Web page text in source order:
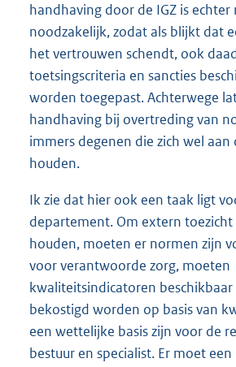
handhaving door de IGZ is echter
noodzakelijk, zodat als blijkt dat
het vertrouwen schendt, ook
toetsingscriteria en sancties
worden toegepast. Achterwege
handhaving bij overtreding van
immers degenen die zich wel
houden.
Ik zie dat hier ook een taak ligt
departement. Om extern
houden, moeten er normen zijn
voor verantwoorde zorg, moeten
kwaliteitsindicatoren
bekostigd worden op basis van
een wettelijke basis zijn voor de
bestuur en specialist. Er moet een